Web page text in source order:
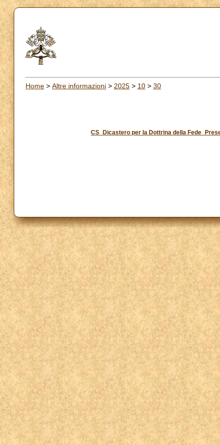
Home > Altre informazioni > 2025 > 10 > 30
CS_Dicastero per la Dottrina della